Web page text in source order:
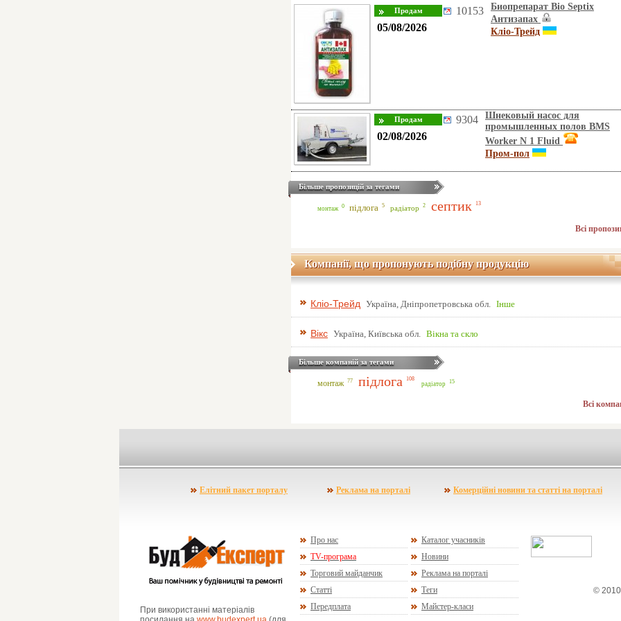
05/08/2026
10153
Биопрепарат Bio Septix
Антизапах
Кліо-Трейд
02/08/2026
9304
Шнековый насос для
промышленных полов BMS
Worker N 1 Fluid
Пром-пол
Більше пропозицій за тегами
монтаж 0 підлога 5 радіатор 2 септик 13
Всі
Компанії, що пропонують подібну продукцію
Кліо-Трейд Україна, Дніпропетровська обл. Інше
Вікс Україна, Київська обл. Вікна та скло
Більше компаній за тегами
монтаж 77 підлога 108
радіатор 15
Всі
Елітний пакет порталу Реклама на порталі Комерційні новини та статті на порталі
При використанні матеріалів
Про нас
Каталог учасників
TV-програма
Новини
Торговий майданчик
Реклама на порталі
Статті
Теги
Передплата
Майстер-класи
©